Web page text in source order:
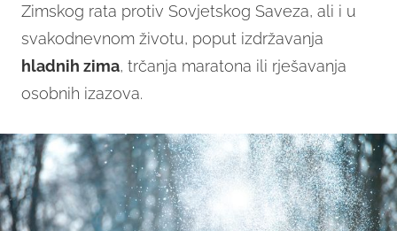
Zimskog rata protiv Sovjetskog Saveza, ali i u
svakodnevnom životu, poput izdržavanja
hladnih zima, trčanja maratona ili rješavanja
osobnih izazova.